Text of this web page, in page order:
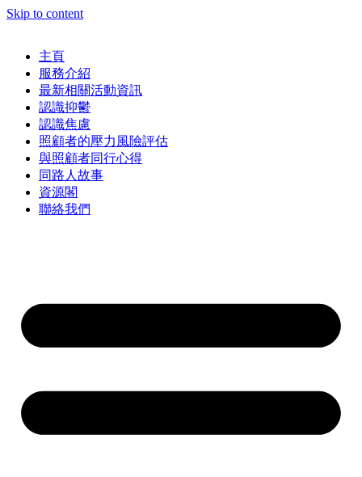
Skip to content
主頁
服務介紹
最新相關活動資訊
認識抑鬱
認識焦慮
照顧者的壓力風險評估
與照顧者同行心得
同路人故事
資源閣
聯絡我們